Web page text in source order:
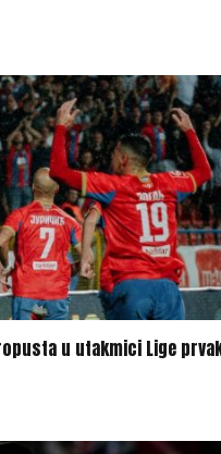
u utakmici Lige